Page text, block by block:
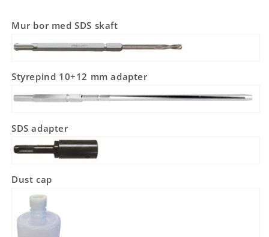
Mur bor med SDS skaft
Styrepind 10+12 mm adapter
SDS adapter
Dust cap